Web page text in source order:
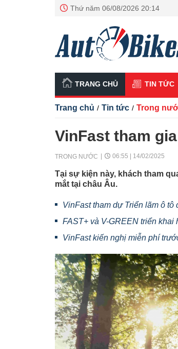
Thứ năm 06/08/2026 20:14
TRANG CHỦ TIN TỨC
Trang chủ / Tin tức / Trong
VinFast tham
TRONG NƯỚC 06:55 | 14/02/2025
Tại sự kiện này, khách tham
mắt tại châu Âu.
VinFast tham dự Triển lãm ô tô
FAST+ và V-GREEN triển
VinFast kiến nghị miễn phí